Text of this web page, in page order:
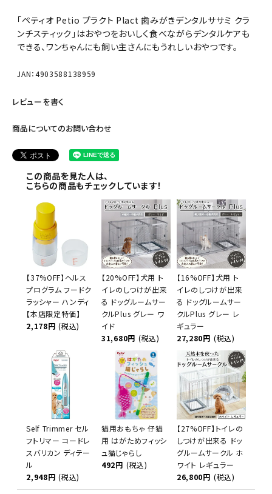
「ペティオ Petio プラクト Plact 歯みがきデンタルササミ クラ
ンチスティック」はおやつをおいしく食べながらデンタルケアも
できる、ワンちゃんにも飼い主さんにもうれしいおやつです。
JAN：4903588138959
レビューを書く
商品についてのお問い合わせ
この商品を見た人は、
こちらの商品もチェックしています！
【37%OFF】ヘルス
プログラム フードク
ラッシャー ハンディ
【本店限定特価】
2,178円 (税込)
【20%OFF】犬用 ト
イレのしつけが出来
る ドッグルームサー
クルPlus グレー ワ
イド
31,680円 (税込)
【16%OFF】犬用 ト
イレのしつけが出来
る ドッグルームサー
クルPlus グレー レ
ギュラー
27,280円 (税込)
Self Trimmer セル
フトリマー コードレ
スバリカン ディテー
ル
2,948円 (税込)
猫用おもちゃ 仔猫
用 はがためフィッシ
ュ猫じゃらし
492円 (税込)
【27%OFF】トイレの
しつけが出来る ドッ
グルームサークル ホ
ワイト レギュラー
26,800円 (税込)